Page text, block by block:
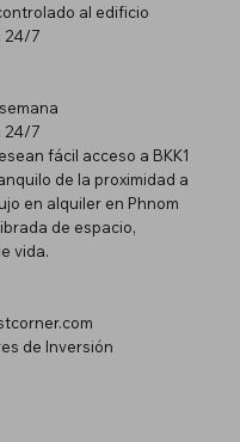
al edificio
24/7
24/7
fácil acceso a BKK1
de la proximidad a
en alquiler en Phnom
de espacio,
vida.
de Inversión